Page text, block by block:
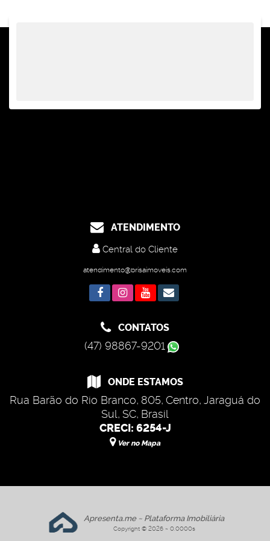
ATENDIMENTO
Central do Cliente
atendimento@brisaimoveis.com
CONTATOS
(47) 98867-9201
ONDE ESTAMOS
Rua Barão do Rio Branco, 805, Centro, Jaraguá do
Sul, SC, Brasil
CRECI: 6254-J
Ver no Mapa
Apresenta.me ~ Plataforma Imobiliária
Copyright © 2026 ~ 0.0000s